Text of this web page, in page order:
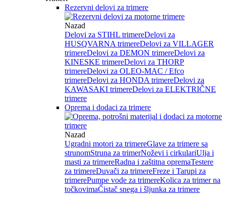
Rezervni delovi za trimere
Nazad
Delovi za STIHL trimereDelovi za
HUSQVARNA trimereDelovi za VILLAGER
trimereDelovi za DEMON trimereDelovi za
KINESKE trimereDelovi za THORP
trimereDelovi za OLEO-MAC / Efco
trimereDelovi za HONDA trimereDelovi za
KAWASAKI trimereDelovi za ELEKTRIČNE
trimere
Oprema i dodaci za trimere
Nazad
Ugradni motori za trimereGlave za trimere sa
strunomStruna za trimerNoževi i cirkulariUlja i
masti za trimereRadna i zaštitna opremaTestere
za trimereDuvači za trimereFreze i Tarupi za
trimerePumpe vode za trimereKolica za trimer na
točkovimaČistač snega i šljunka za trimere